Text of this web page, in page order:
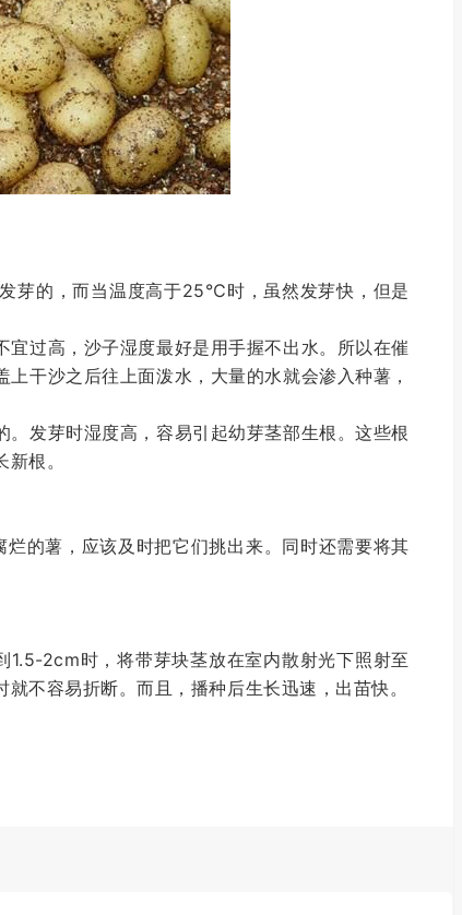
的，而当温度高于25℃时，虽然发芽快，但是
过高，沙子湿度最好是用手握不出水。所以在催
干沙之后往上面泼水，大量的水就会渗入种薯，
发芽时湿度高，容易引起幼芽茎部生根。这些根
根。
的薯，应该及时把它们挑出来。同时还需要将其
2cm时，将带芽块茎放在室内散射光下照射至
不容易折断。而且，播种后生长迅速，出苗快。